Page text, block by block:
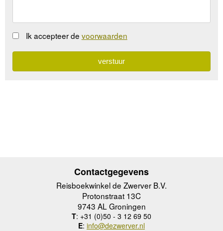
Ik accepteer de voorwaarden
Contactgegevens
Reisboekwinkel de Zwerver B.V.
Protonstraat 13C
9743 AL Groningen
T: +31 (0)50 - 3 12 69 50
E: info@dezwerver.nl